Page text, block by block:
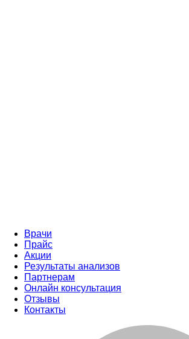
Врачи
Прайс
Акции
Результаты анализов
Партнерам
Онлайн консультация
Отзывы
Контакты